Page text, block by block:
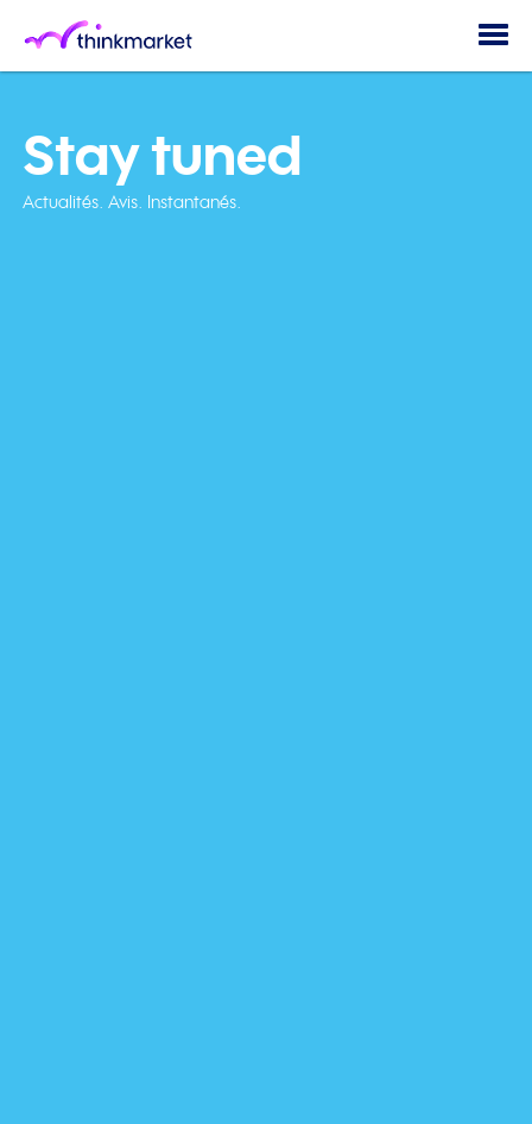
Stay tuned
Actualités. Avis. Instantanés.